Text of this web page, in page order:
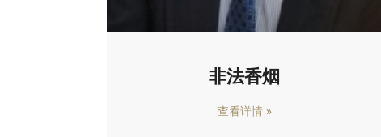
非法香烟
查看详情 »